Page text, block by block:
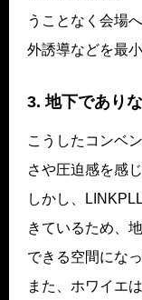
うことなく会場
外誘導などを最
3. 地下であり
こうしたコンベ
さや圧迫感を感
しかし、
きているため、
できる空間にな
また、ホワイエ